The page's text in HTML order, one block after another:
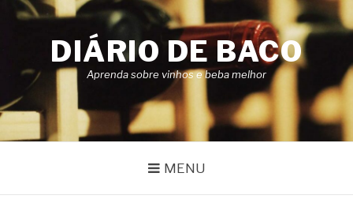
Pular
DIÁRIO DE BACO
Aprenda sobre vinhos e beba melhor
MENU